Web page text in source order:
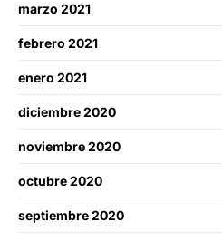
marzo 2021
febrero 2021
enero 2021
diciembre 2020
noviembre 2020
octubre 2020
septiembre 2020